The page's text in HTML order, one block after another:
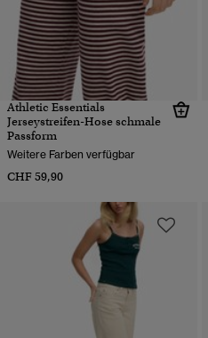
Athletic Essentials
Jerseystreifen-Hose schmale
Passform
Weitere Farben verfügbar
CHF 59,90